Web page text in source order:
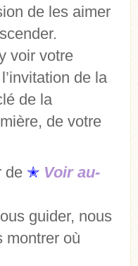
de les aimer
voir votre
de la
de la
de votre
de ✭ Voir au-
guider, nous
montrer où